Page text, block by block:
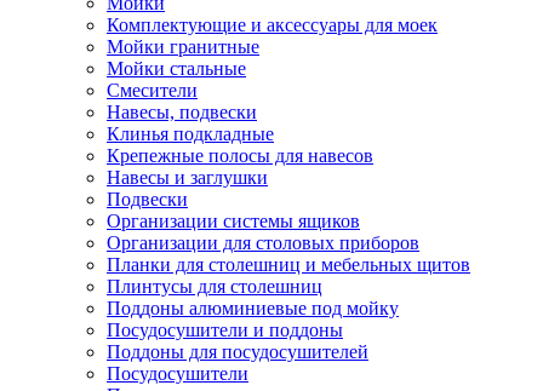
Комплектующие и аксессуары для моек
Мойки гранитные
Мойки стальные
Смесители
Навесы, подвески
Клинья подкладные
Крепежные полосы для навесов
Навесы и заглушки
Подвески
Организации системы ящиков
Организации для столовых приборов
Планки для столешниц и мебельных щитов
Плинтусы для столешниц
Поддоны алюминиевые под мойку
Посудосушители и поддоны
Поддоны для посудосушителей
Посудосушители